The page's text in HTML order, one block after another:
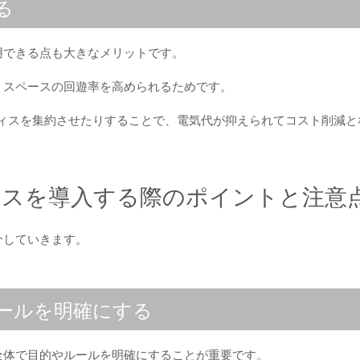
きる点も大きなメリットです。
ペースの回遊率を高められるためです。
を集約させたりすることで、電気代が抑えられてコスト削減と
を導入する際のポイントと注意
介していきます。
ルを明確にする
で目的やルールを明確にすることが重要です。